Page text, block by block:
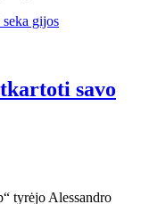
savo
tyrėjo Alessandro